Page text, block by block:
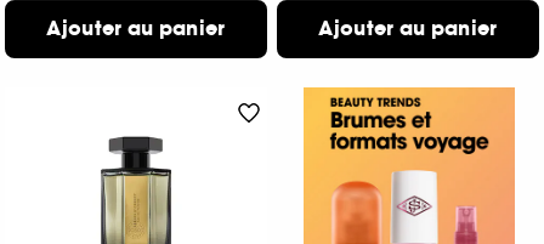
Ajouter au panier Ajouter au panier